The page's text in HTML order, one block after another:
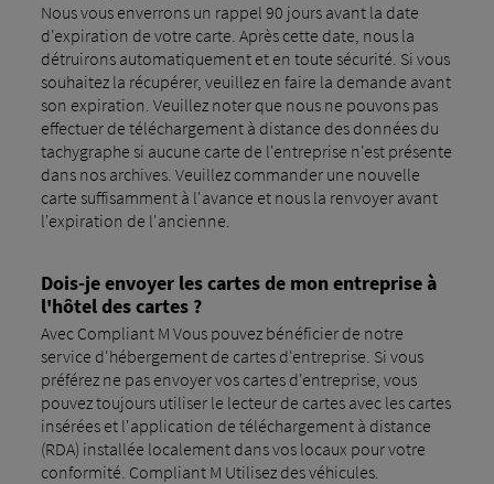
Nous vous enverrons un rappel 90 jours avant la date
d'expiration de votre carte. Après cette date, nous la
détruirons automatiquement et en toute sécurité. Si vous
souhaitez la récupérer, veuillez en faire la demande avant
son expiration. Veuillez noter que nous ne pouvons pas
effectuer de téléchargement à distance des données du
tachygraphe si aucune carte de l'entreprise n'est présente
dans nos archives. Veuillez commander une nouvelle
carte suffisamment à l'avance et nous la renvoyer avant
l'expiration de l'ancienne.
Dois-je envoyer les cartes de mon entreprise à
l'hôtel des cartes ?
Avec Compliant M Vous pouvez bénéficier de notre
service d'hébergement de cartes d'entreprise. Si vous
préférez ne pas envoyer vos cartes d'entreprise, vous
pouvez toujours utiliser le lecteur de cartes avec les cartes
insérées et l'application de téléchargement à distance
(RDA) installée localement dans vos locaux pour votre
conformité. Compliant M Utilisez des véhicules.